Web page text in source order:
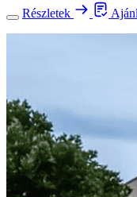
Részletek